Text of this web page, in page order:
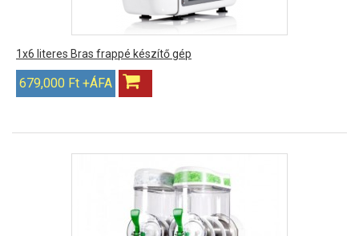
1x6 literes Bras frappé készítő gép
679,000 Ft +ÁFA